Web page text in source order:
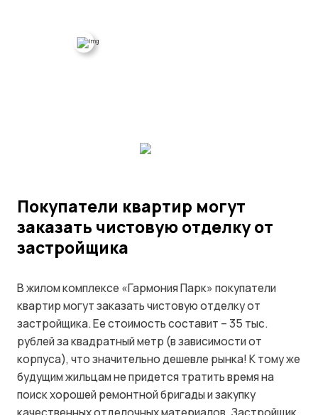
Покупатели квартир могут
заказать чистовую отделку от
застройщика
В жилом комплексе «Гармония Парк» покупатели
квартир могут заказать чистовую отделку от
застройщика. Ее стоимость составит – 35 тыс.
рублей за квадратный метр (в зависимости от
корпуса), что значительно дешевле рынка! К тому же
будущим жильцам не придется тратить время на
поиск хорошей ремонтной бригады и закупку